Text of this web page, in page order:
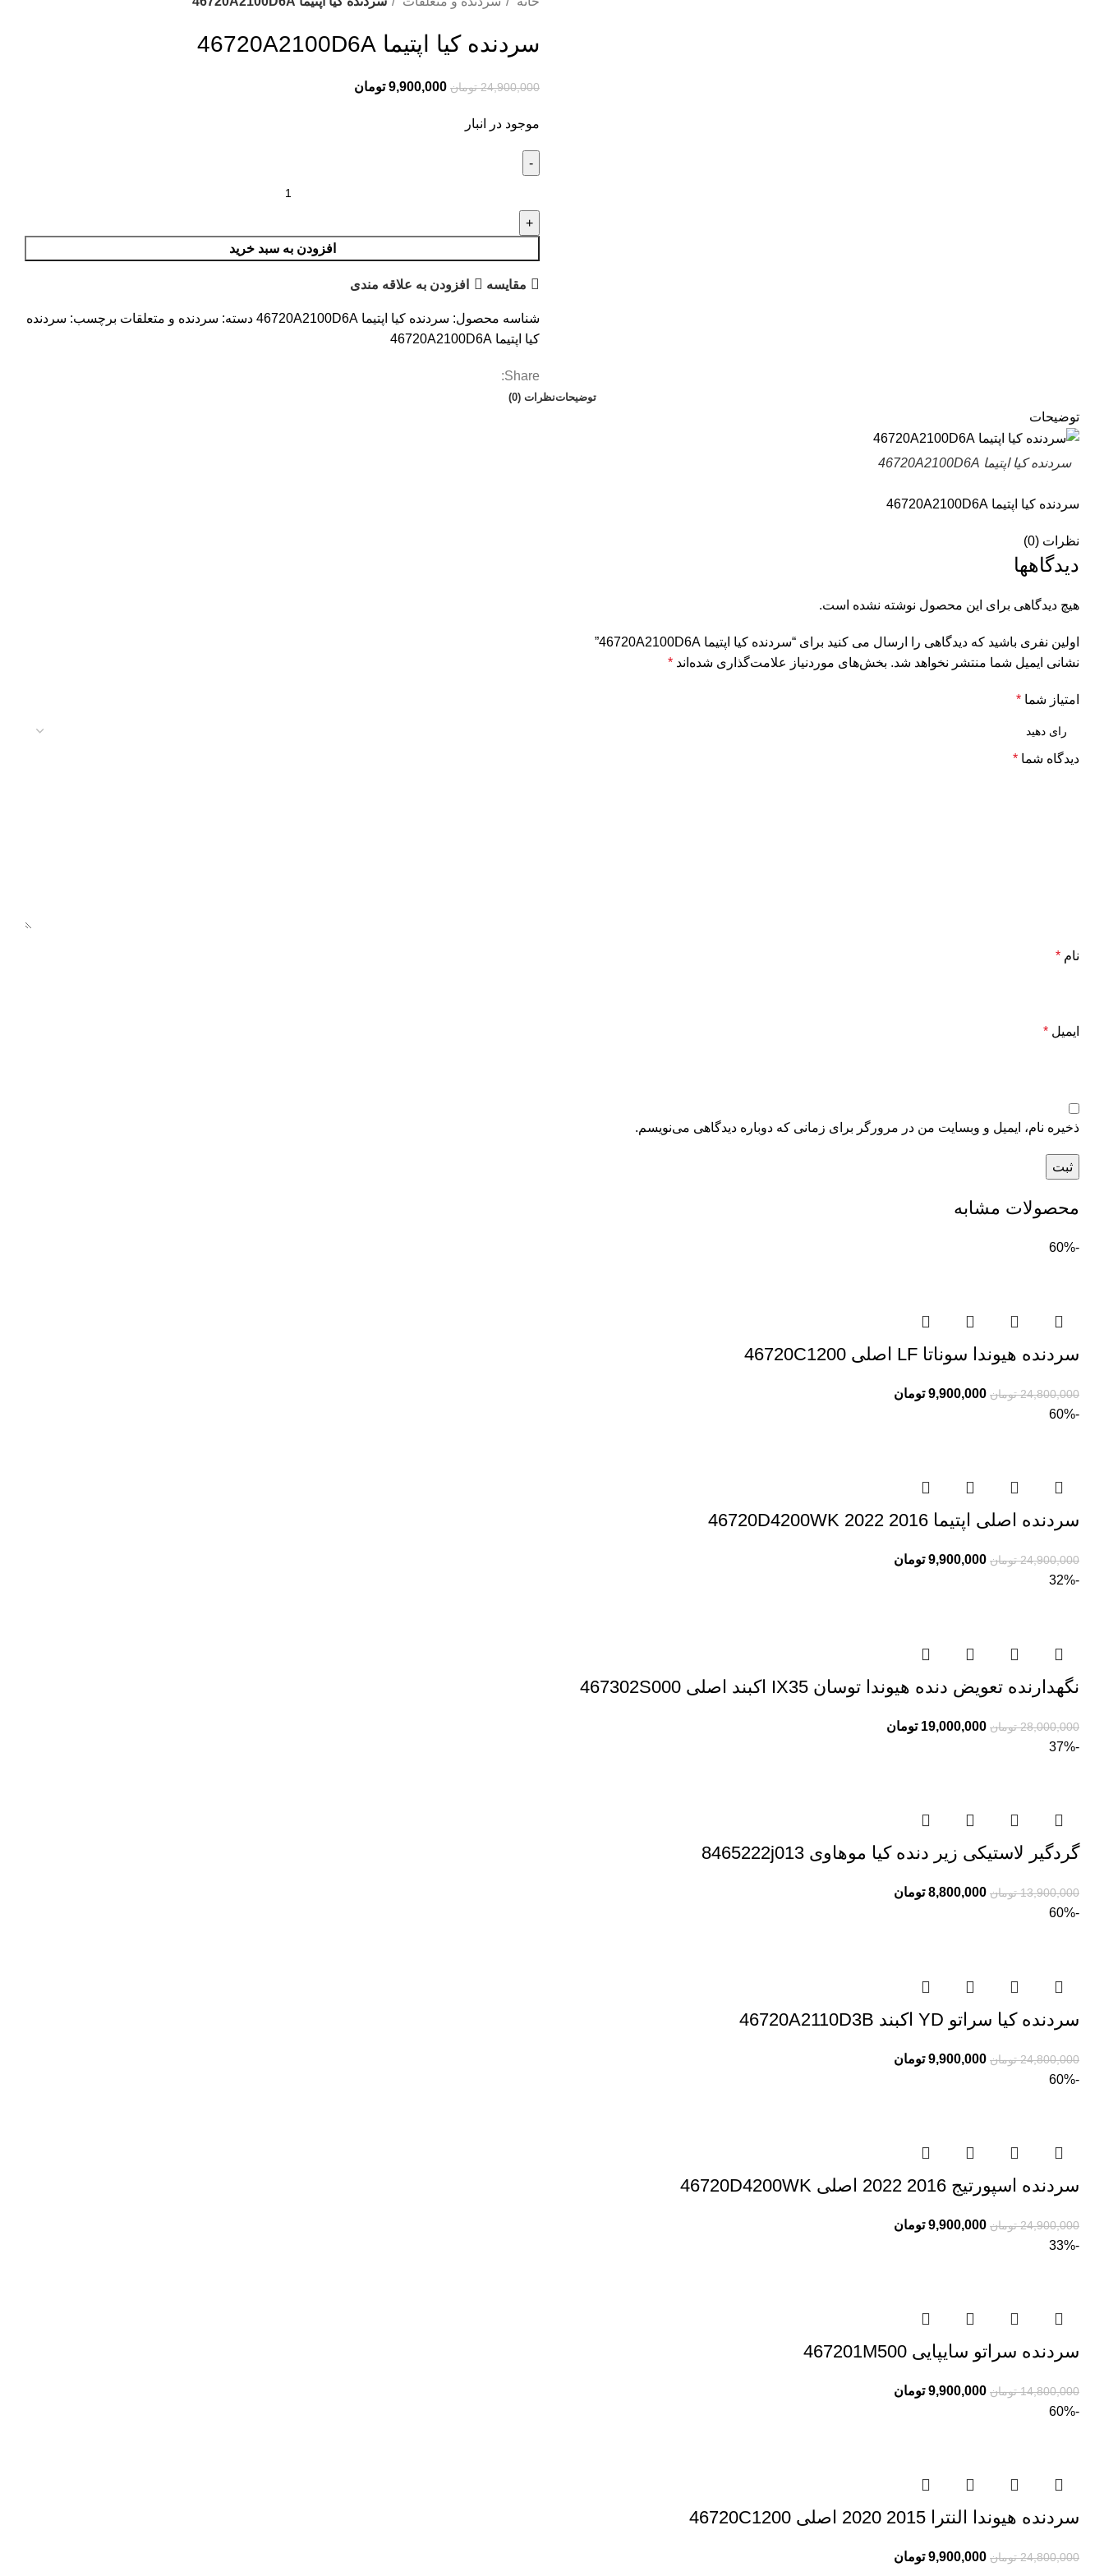
سردنده کیا اپتیما 46720A2100D6A
24,900,000 تومان 9,900,000 تومان
موجود در انبار
افزودن به سبد خرید
مقایسه افزودن به علاقه مندی
شناسه محصول: سردنده کیا اپتیما 46720A2100D6A دسته: سردنده و متعلقات برچسب: سردنده
کیا اپتیما 46720A2100D6A
Share:
توضیحاتنظرات (0)
توضیحات
سردنده کیا اپتیما 46720A2100D6A
سردنده کیا اپتیما 46720A2100D6A
نظرات (0)
دیدگاهها
هیچ دیدگاهی برای این محصول نوشته نشده است.
اولین نفری باشید که دیدگاهی را ارسال می کنید برای “سردنده کیا اپتیما 46720A2100D6A”
نشانی ایمیل شما منتشر نخواهد شد. بخش‌های موردنیاز علامت‌گذاری شده‌اند *
امتیاز شما *
دیدگاه شما *
نام *
ایمیل *
ذخیره نام، ایمیل و وبسایت من در مرورگر برای زمانی که دوباره دیدگاهی می‌نویسم.
محصولات مشابه
-60%
سردنده هیوندا سوناتا LF اصلی 46720C1200
24,800,000 تومان 9,900,000 تومان
-60%
سردنده اصلی اپتیما 2016 2022 46720D4200WK
24,900,000 تومان 9,900,000 تومان
-32%
نگهدارنده تعویض دنده هیوندا توسان IX35 اکبند اصلی 467302S000
28,000,000 تومان 19,000,000 تومان
-37%
گردگیر لاستیکی زیر دنده کیا موهاوی 8465222j013
13,900,000 تومان 8,800,000 تومان
-60%
سردنده کیا سراتو YD اکبند 46720A2110D3B
24,800,000 تومان 9,900,000 تومان
-60%
سردنده اسپورتیج 2016 2022 اصلی 46720D4200WK
24,900,000 تومان 9,900,000 تومان
-33%
سردنده سراتو سایپایی 467201M500
14,800,000 تومان 9,900,000 تومان
-60%
سردنده هیوندا النترا 2015 2020 اصلی 46720C1200
24,800,000 تومان 9,900,000 تومان